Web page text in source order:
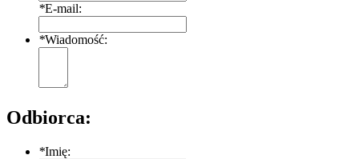
*E-mail:
*Wiadomość:
Odbiorca:
*Imię: